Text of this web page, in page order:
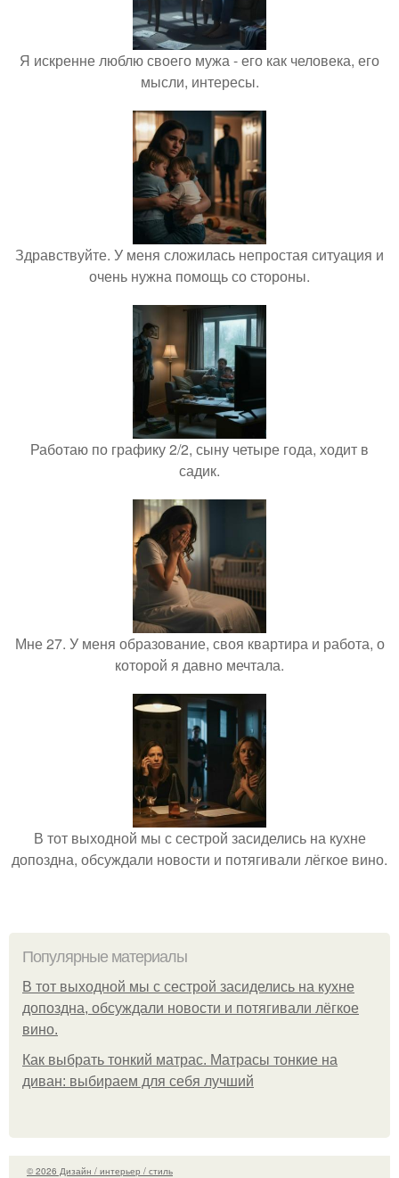
Я искренне люблю своего мужа - его как человека, его
мысли, интересы.
Здравствуйте. У меня сложилась непростая ситуация и
очень нужна помощь со стороны.
Работаю по графику 2/2, сыну четыре года, ходит в
садик.
Мне 27. У меня образование, своя квартира и работа, о
которой я давно мечтала.
В тот выходной мы с сестрой засиделись на кухне
допоздна, обсуждали новости и потягивали лёгкое вино.
Популярные материалы
В тот выходной мы с сестрой засиделись на кухне
допоздна, обсуждали новости и потягивали лёгкое
вино.
Как выбрать тонкий матрас. Матрасы тонкие на
диван: выбираем для себя лучший
© 2026 Дизайн / интерьер / стиль